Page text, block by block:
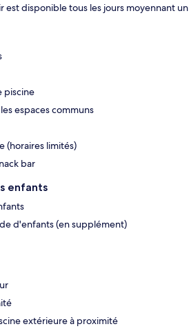
est disponible tous les jours moyennant un
piscine
espaces communs
(horaires limités)
bar
enfants
d'enfants (en supplément)
extérieure à proximité